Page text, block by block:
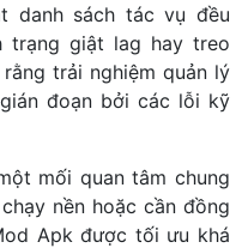
danh sách tác vụ đều
trạng giật lag hay treo
trải nghiệm quản lý
đoạn bởi các lỗi kỹ
mối quan tâm chung
nền hoặc cần đồng
Apk được tối ưu khá